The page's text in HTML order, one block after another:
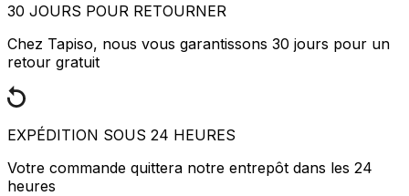
30 JOURS POUR RETOURNER
Chez Tapiso, nous vous garantissons 30 jours pour un
retour gratuit
EXPÉDITION SOUS 24 HEURES
Votre commande quittera notre entrepôt dans les 24
heures